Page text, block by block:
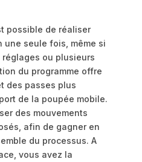
possible de réaliser
une seule fois, même si
ou plusieurs
du programme offre
des passes plus
de la poupée mobile.
des mouvements
afin de gagner en
du processus. A
vous avez la